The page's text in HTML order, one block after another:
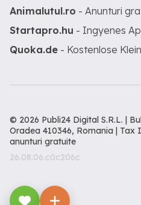
Animalutul.ro - Anunturi
Startapro.hu - Ingyenes
Quoka.de - Kostenlose
© 2026 Publi24 Digital S.R.L. |
Oradea 410346, Romania | Tax
anunturi gratuite
26.08.06.c0c206c